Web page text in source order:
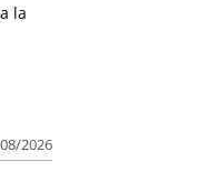
2026
la